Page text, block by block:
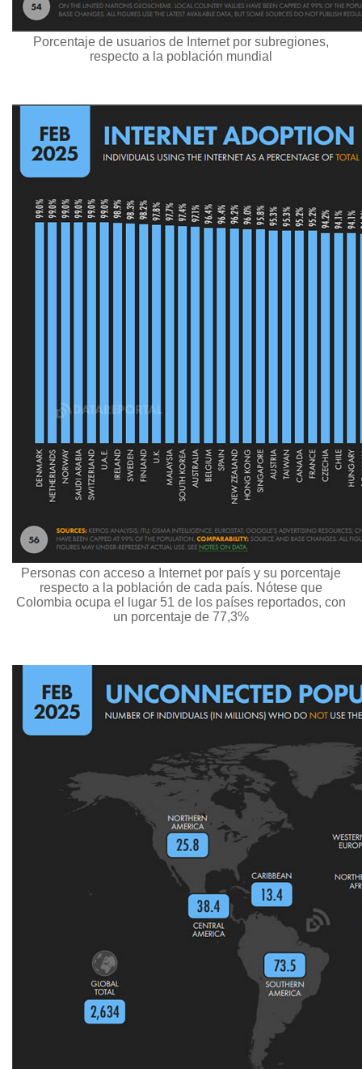
Porcentaje de usuarios de Internet por subregiones,
respecto a la población mundial
Personas con acceso a Internet por país y su porcentaje
respecto a la población de cada país. Nótese que
Colombia ocupa el lugar 51 de los países reportados, con
un porcentaje de 77,3%